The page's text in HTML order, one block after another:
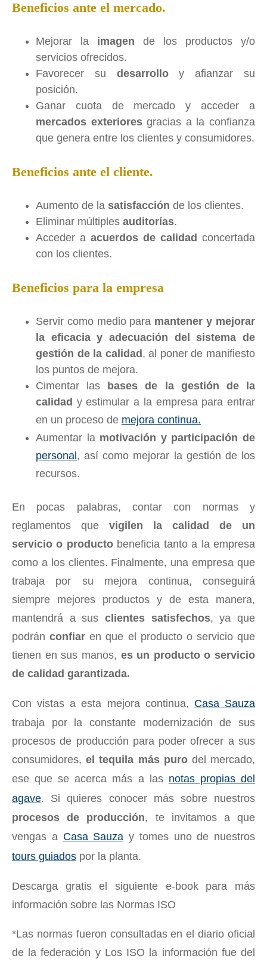
Beneficios ante el mercado.
Mejorar la imagen de los productos y/o
servicios ofrecidos.
Favorecer su desarrolloy afianzar su
posición.
Ganar cuota de mercado y acceder a
mercados exterioresgracias a la confianza
que genera entre los clientes y consumidores.
Beneficios ante el cliente.
Aumento de la satisfacción de los clientes.
Eliminar múltiples auditorías.
Acceder a acuerdos de calidad concertada
con los clientes.
Beneficios para la empresa
Servir como medio para mantener y mejorar
la eficacia y adecuación del sistema de
gestión de la calidad , al poner de manifiesto
los puntos de mejora.
Cimentar las
bases de la gestión de la
calidad y estimular a la empresa para entrar
en un proceso de mejora continua.
Aumentar la motivación y participación de
personal , así como mejorar la gestión de los
recursos.
En pocas palabras, contar con normas y
reglamentos que vigilen la calidad de un
servicio o productobeneficia tanto a la empresa
como a los clientes. Finalmente, una empresa que
trabaja por su mejora continua, conseguirá
siempre mejores productos y de esta manera,
mantendrá a sus clientes satisfechos, ya que
podránconfiar en que el producto o servicio que
tienen en sus manos, es un producto o servicio
de calidad garantizada.
Con vistas a esta mejora continua, Casa Sauza
trabaja por la constante modernización de sus
procesos de producción para poder ofrecer a sus
consumidores,el tequila más purodel mercado,
ese que se acerca más a las notas propias del
agave. Si quieres conocer más sobre nuestros
procesos de producción, te invitamos a que
vengas a Casa Sauza y tomes uno de nuestros
tours guiados por la planta.
Descarga gratis el siguiente e-book para más
información sobre las Normas ISO
*Las normas fueron consultadas en el diario oficial
de la federación y Los ISO la información fue del